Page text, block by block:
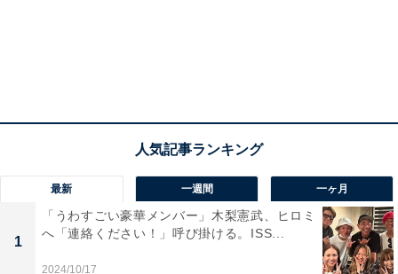
最新 一週間 一ヶ月
1
「うわすごい豪華メンバー」木梨憲武、ヒロミ
へ「連絡ください！」呼び掛ける。ISS...
2024/10/17